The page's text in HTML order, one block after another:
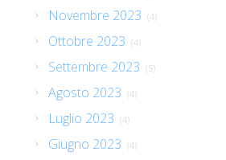
Novembre 2023 (4)
Ottobre 2023 (4)
Settembre 2023 (5)
Agosto 2023 (4)
Luglio 2023 (4)
Giugno 2023 (4)